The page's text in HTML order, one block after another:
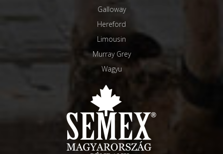
Galloway
Hereford
Limousin
Murray Grey
Wagyu